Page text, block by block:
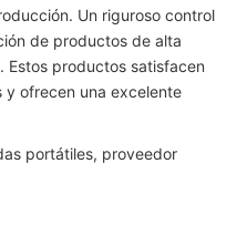
Un riguroso control
de productos de alta
productos satisfacen
y ofrecen una excelente